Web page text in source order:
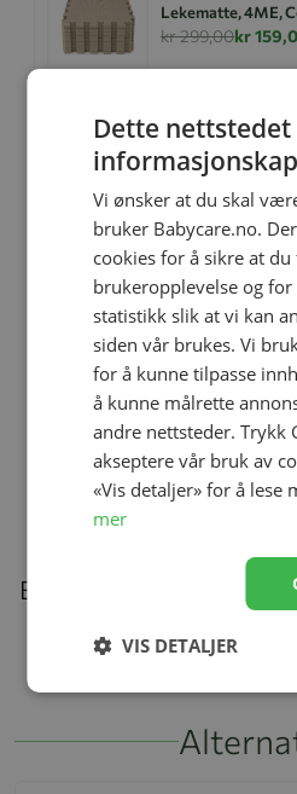
Lekematte, 4ME,
kr 299,00kr
Edition
kr 369,00kr
Ullbody,
kr 279,00kr
Ullongs,
kr 279,00kr
Beskrivelse
Dette
Vi ønsker at du skal
bruker Babycare.no.
cookies for å sikre at
brukeropplevelse og for
statistikk slik at vi kan
siden vår brukes. Vi
for å kunne tilpasse
å kunne målrette
andre nettsteder. Trykk
akseptere vår bruk av
«Vis detaljer» for å lese
mer
VIS DETALJER